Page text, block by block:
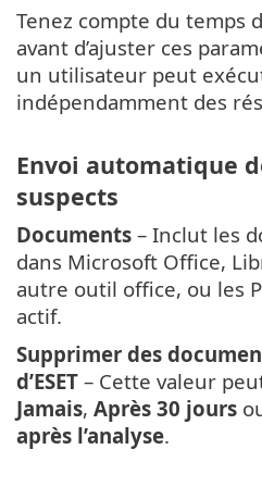
Tenez compte du temps
avant d’ajuster ces
un utilisateur peut
indépendamment des
Envoi automatique
suspects
Documents – Inclut les
dans Microsoft Office,
autre outil office, ou les
actif.
Supprimer des
d’ESET – Cette valeur
Jamais, Après 30 jours
après l’analyse.